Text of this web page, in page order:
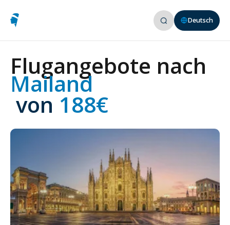
Deutsch
Flugangebote nach
Mailand
von 188€